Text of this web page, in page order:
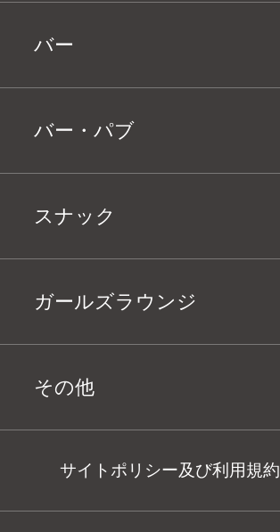
バー
バー・パブ
スナック
ガールズラウンジ
その他
サイトポリシー及び利用規約